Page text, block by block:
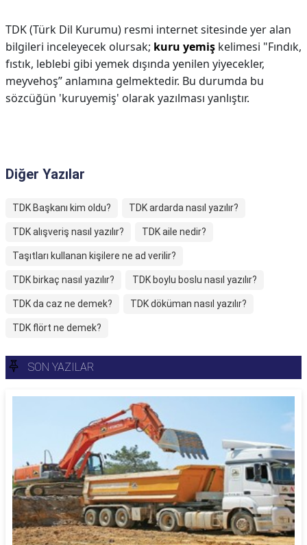
TDK (Türk Dil Kurumu) resmi internet sitesinde yer alan
bilgileri inceleyecek olursak; kuru yemiş kelimesi "Fındık,
fıstık, leblebi gibi yemek dışında yenilen yiyecekler,
meyvehoş” anlamına gelmektedir. Bu durumda bu
sözcüğün 'kuruyemiş' olarak yazılması yanlıştır.
Diğer Yazılar
TDK Başkanı kim oldu? TDK ardarda nasıl yazılır?
TDK alışveriş nasıl yazılır? TDK aile nedir?
Taşıtları kullanan kişilere ne ad verilir?
TDK birkaç nasıl yazılır? TDK boylu boslu nasıl yazılır?
TDK da caz ne demek? TDK döküman nasıl yazılır?
TDK flört ne demek?
SON YAZILAR